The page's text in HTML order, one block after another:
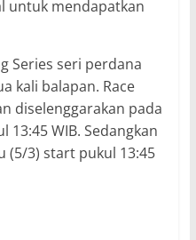
untuk mendapatkan
Series seri perdana
kali balapan. Race
diselenggarakan pada
WIB. Sedangkan
(5/3) start pukul 13:45